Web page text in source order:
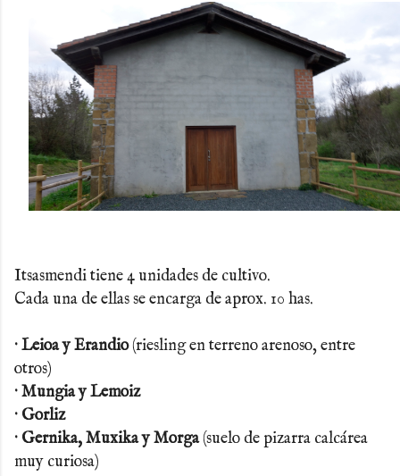
Itsasmendi tiene 4 unidades de cultivo.
Cada una de ellas se encarga de aprox. 10 has.
· Leioa y Erandio(riesling en terreno arenoso, entre
otros)
· Mungia y Lemoiz
· Gorliz
· Gernika, Muxika y Morga(suelo de pizarra calcárea
muy curiosa)